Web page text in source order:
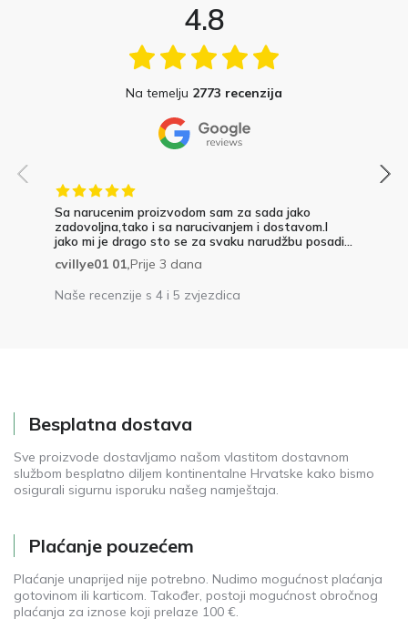
4.8
Na temelju 2773 recenzija
Sa narucenim proizvodom sam za sada jako
zadovoljna,tako i sa narucivanjem i dostavom.I
jako mi je drago sto se za svaku narudžbu posadi...
cvillye01 01,Prije 3 dana
Naše recenzije s 4 i 5 zvjezdica
Besplatna dostava
Sve proizvode dostavljamo našom vlastitom dostavnom
službom besplatno diljem kontinentalne Hrvatske kako bismo
osigurali sigurnu isporuku našeg namještaja.
Plaćanje pouzećem
Plaćanje unaprijed nije potrebno. Nudimo mogućnost plaćanja
gotovinom ili karticom. Također, postoji mogućnost obročnog
plaćanja za iznose koji prelaze 100 €.